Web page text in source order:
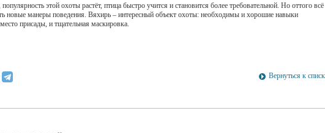
этой охоты растёт, птица быстро учится и становится более требовательной. Но оттого всё
новые манеры поведения. Вяхирь – интересный объект охоты: необходимы и хорошие навыки
присады, и тщательная маскировка.
Вернуться к